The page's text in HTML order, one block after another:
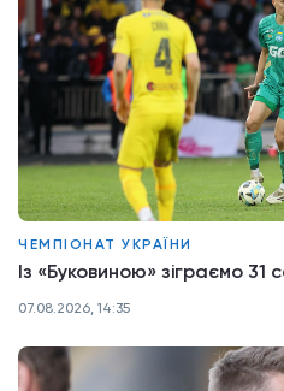
ЧЕМПІОНАТ УКРАЇНИ
Із «Буковиною» зіграємо 31
07.08.2026, 14:35